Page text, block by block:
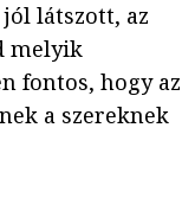
jól látszott, az
melyik
fontos, hogy az
a szereknek